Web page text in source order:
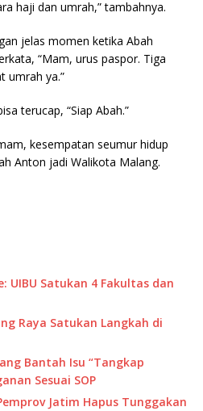
haji dan umrah,” tambahnya.
jelas momen ketika Abah
“Mam, urus paspor. Tiga
umrah ya.”
terucap, “Siap Abah.”
kesempatan seumur hidup
Anton jadi Walikota Malang.
UIBU Satukan 4 Fakultas dan
Raya Satukan Langkah di
Bantah Isu “Tangkap
Sesuai SOP
Jatim Hapus Tunggakan